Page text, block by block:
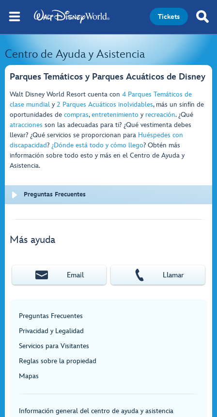
Tickets
Centro de Ayuda y Asistencia
Parques Temáticos y Parques Acuáticos de Disney
Walt Disney World Resort cuenta con 4 Parques Temáticos de
clase mundial y 2 Parques Acuáticos inolvidables, más un sinfín de
oportunidades de compras,entretenimiento y recreación. ¿Qué
atracciones son las adecuadas para ti? ¿Qué vestimenta debes
llevar? ¿Qué servicios se proporcionan para Huéspedes con
discapacidad? ¿Dónde está todo y cómo llego? Obtén más
información sobre todo esto y más en el Centro de Ayuda y
Asistencia.
Preguntas Frecuentes
Más ayuda
Email Llamar
Preguntas Frecuentes
Privacidad y Legalidad
Servicios para Visitantes
Reglas sobre la propiedad
Mapas
Información general del centro de ayuda y asistencia